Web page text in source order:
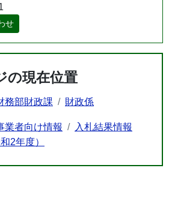
せ
の現在位置
務部財政課 財政係
業者向け情報
入札結果情報
2年度）